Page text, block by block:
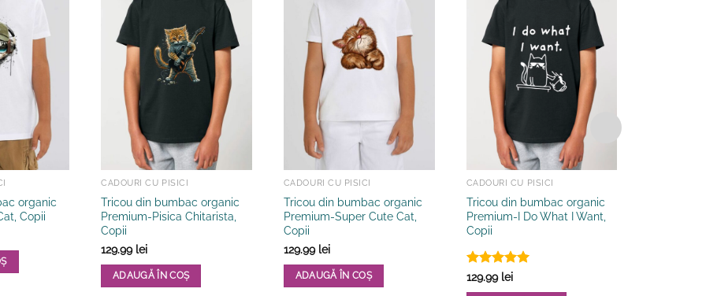
organic
Copii
CADOURI CU PISICI
Tricou din bumbac organic
Premium-Pisica Chitarista,
Copii
129.99 lei
ADAUGĂ ÎN COȘ
CADOURI CU PISICI
Tricou din bumbac organic
Premium-Super Cute Cat,
Copii
129.99 lei
ADAUGĂ ÎN COȘ
CADOURI CU PISICI
Tricou din bumbac organic
Premium-I Do What I Want,
Copii
Evaluat la
129.99 lei